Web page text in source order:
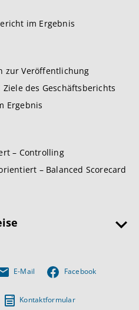
im Ergebnis
zur Veröffentlichung
des Geschäftsberichts
Ergebnis
– Controlling
– Balanced Scorecard
E-Mail Facebook
Kontaktformular